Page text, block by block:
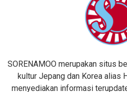
SORENAMOO merupakan situs
kultur Jepang dan Korea alias
menyediakan informasi